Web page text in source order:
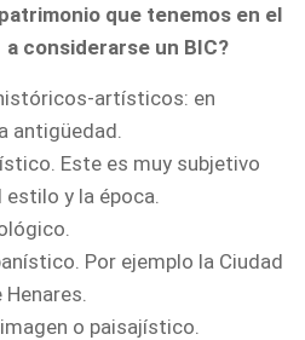
que tenemos en el
considerarse un BIC?
artísticos: en
antigüedad.
Este es muy subjetivo
estilo y la época.
Por ejemplo la Ciudad
o paisajístico.